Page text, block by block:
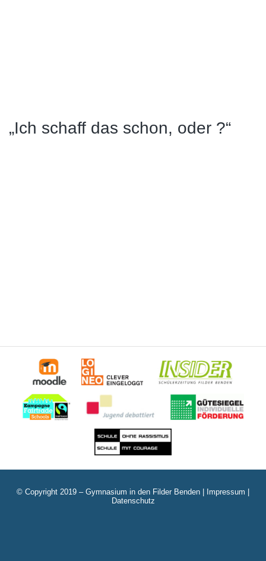
„Ich schaff das schon, oder ?“
© Copyright 2019 – Gymnasium in den Filder Benden | Impressum |
Datenschutz